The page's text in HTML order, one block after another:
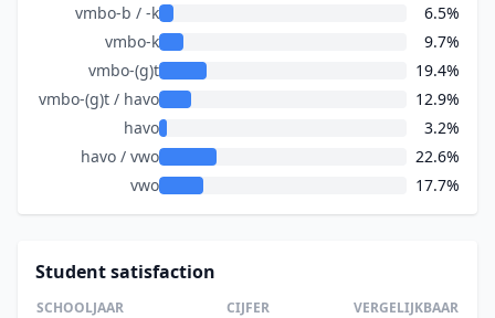
vmbo-b / -k
6.5%
vmbo-k
9.7%
vmbo-(g)t
19.4%
vmbo-(g)t / havo
12.9%
havo
3.2%
havo / vwo
22.6%
vwo
17.7%
Student satisfaction
SCHOOLJAAR CIJFER VERGELIJKBAAR